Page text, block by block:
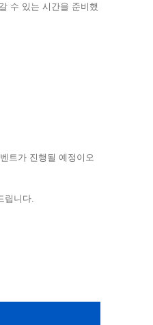
수 있는 시간을 준비했
트가 진행될 예정이오
립니다.